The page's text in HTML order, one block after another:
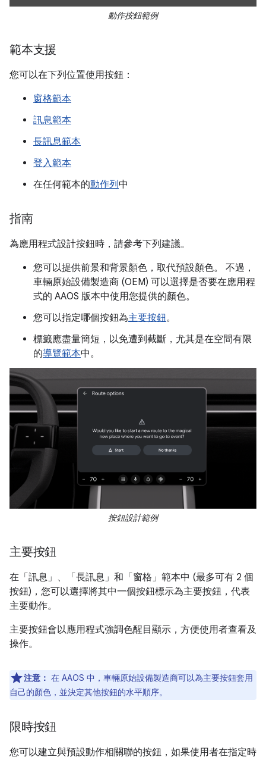
動作按鈕範例
範本支援
您可以在下列位置使用按鈕：
窗格範本
訊息範本
長訊息範本
登入範本
在任何範本的動作列中
指南
為應用程式設計按鈕時，請參考下列建議。
您可以提供前景和背景顏色，取代預設顏色。 不過，
車輛原始設備製造商 (OEM) 可以選擇是否要在應用程
式的 AAOS 版本中使用您提供的顏色。
您可以指定哪個按鈕為主要按鈕。
標籤應盡量簡短，以免遭到截斷，尤其是在空間有限
的導覽範本中。
按鈕設計範例
主要按鈕
在「訊息」 、「長訊息」 和「窗格」 範本中 (最多可有 2 個
按鈕)，您可以選擇將其中一個按鈕標示為主要按鈕，代表
主要動作。
主要按鈕會以應用程式強調色醒目顯示，方便使用者查看及
操作。
注意： 在 AAOS 中，車輛原始設備製造商可以為主要按鈕套用
自己的顏色，並決定其他按鈕的水平順序。
限時按鈕
您可以建立與預設動作相關聯的按鈕，如果使用者在指定時